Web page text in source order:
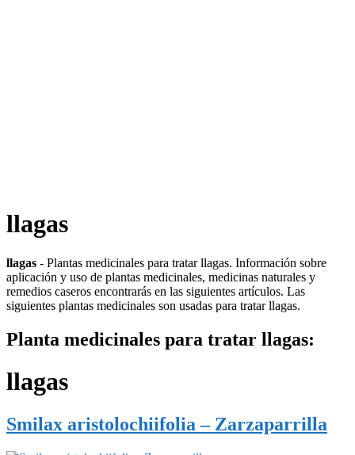
llagas
llagas - Plantas medicinales para tratar llagas. Información sobre
aplicación y uso de plantas medicinales, medicinas naturales y
remedios caseros encontrarás en las siguientes artículos. Las
siguientes plantas medicinales son usadas para tratar llagas.
Planta medicinales para tratar llagas:
llagas
Smilax aristolochiifolia – Zarzaparrilla